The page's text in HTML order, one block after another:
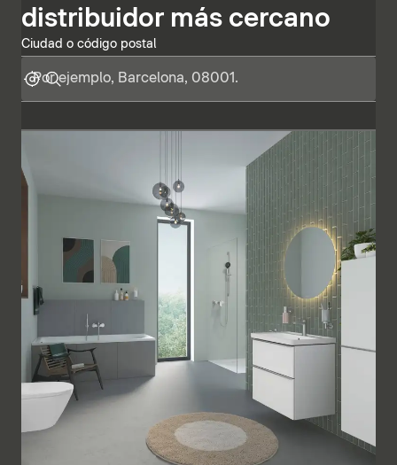
distribuidor más cercano
Ciudad o código postal